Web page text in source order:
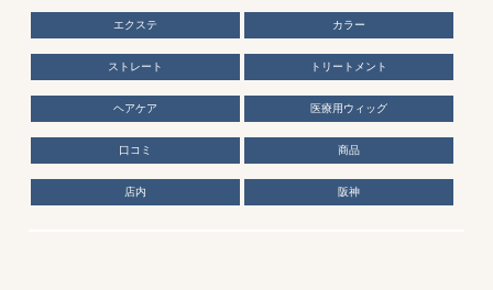
エクステ カラー
ストレート トリートメント
ヘアケア 医療用ウィッグ
口コミ 商品
店内 阪神